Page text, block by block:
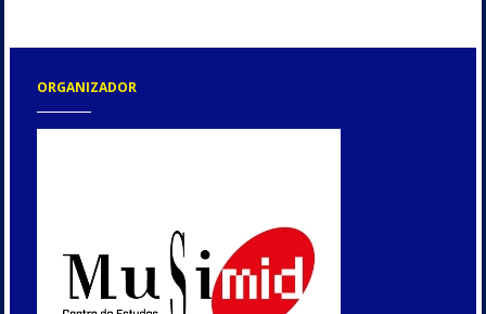
ORGANIZADOR